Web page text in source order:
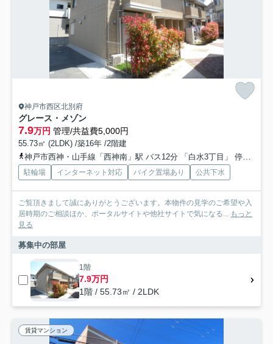
神戸市西区北別府
グレース・メゾン
7.9万円 管理/共益費5,000円
55.73㎡ (2LDK) /築16年 /2階建
神戸市西神・山手線「西神南」駅 バス12分 「白水3丁目」 停歩6分
駐輪場 インターネット対応 バイク置場あり 公共下水
ご覧頂きまして誠にありがとうございます。本物件の見学のご希望や入
居時期のご相談ほか、ポータルサイトや他社サイトで気になる... もっと
見る
募集中の部屋
1階
7.9万円
1階 / 55.73㎡ / 2LDK
賃貸マンション